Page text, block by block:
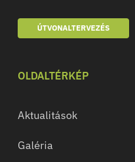
ÚTVONALTERVEZÉS
OLDALTÉRKÉP
Aktualitások
Galéria